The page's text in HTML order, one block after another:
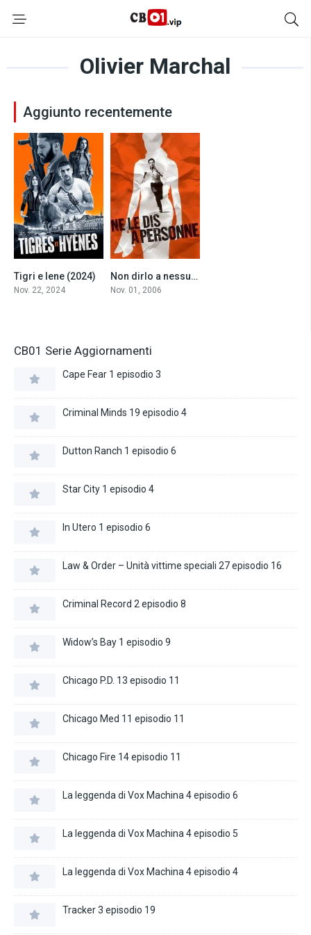
Olivier Marchal
Aggiunto recentemente
0
Tigri e Iene (2024)
Nov. 22, 2024
7.5Non dirlo a nessuno (2006)
Nov. 01, 2006
CB01 Serie Aggiornamenti
Cape Fear 1 episodio 3
Criminal Minds 19 episodio 4
Dutton Ranch 1 episodio 6
Star City 1 episodio 4
In Utero 1 episodio 6
Law & Order – Unità vittime speciali 27 episodio 16
Criminal Record 2 episodio 8
Widow’s Bay 1 episodio 9
Chicago P.D. 13 episodio 11
Chicago Med 11 episodio 11
Chicago Fire 14 episodio 11
La leggenda di Vox Machina 4 episodio 6
La leggenda di Vox Machina 4 episodio 5
La leggenda di Vox Machina 4 episodio 4
Tracker 3 episodio 19